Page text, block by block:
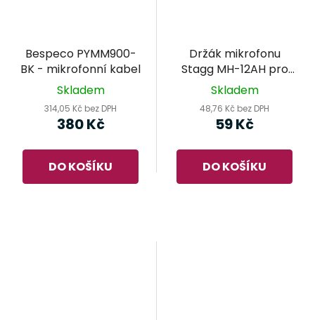
Bespeco PYMM900-
BK - mikrofonní kabel
Skladem
314,05 Kč bez DPH
380 Kč
DO KOŠÍKU
Držák mikrofonu
Stagg MH-12AH pro
průměr 32-42 mm
Skladem
48,76 Kč bez DPH
59 Kč
DO KOŠÍKU